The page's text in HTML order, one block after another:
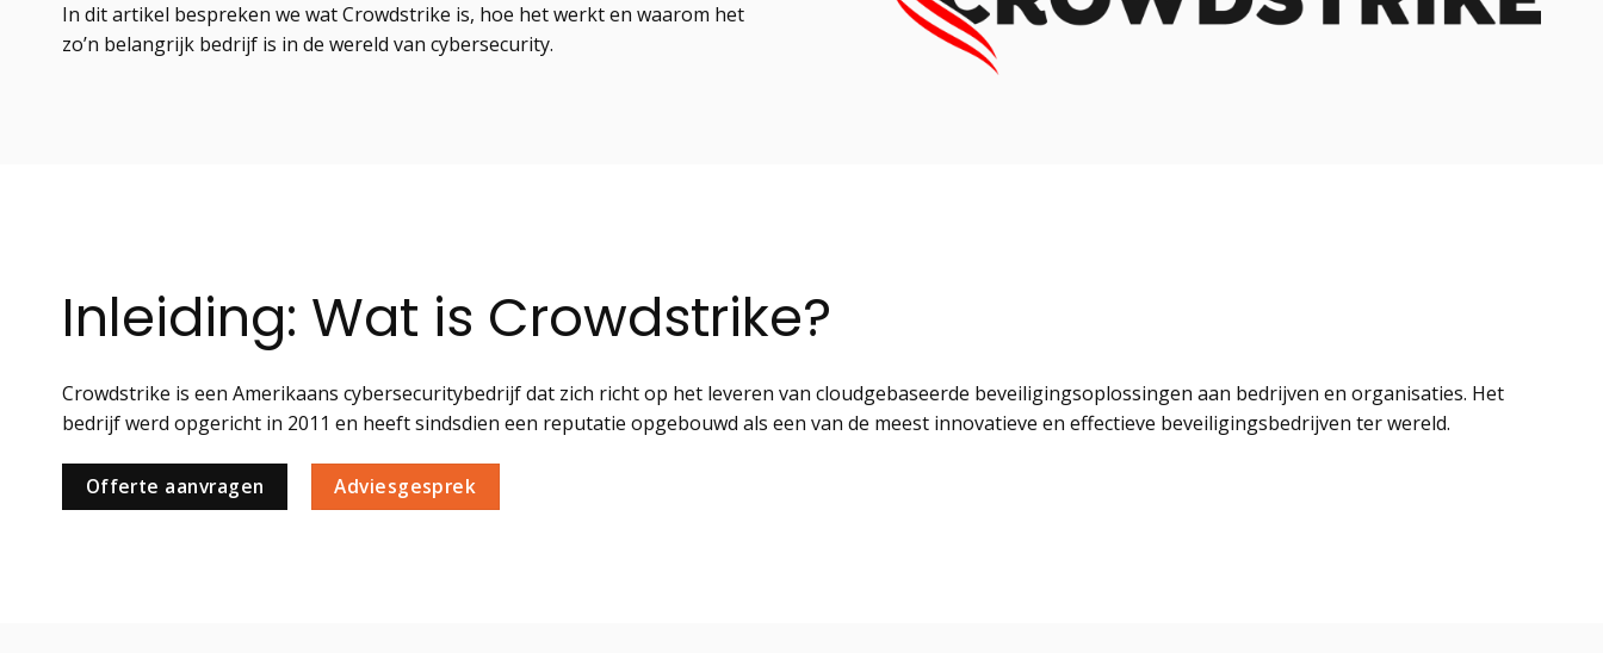
In dit artikel bespreken we wat Crowdstrike is, hoe het werkt en waarom het
zo’n belangrijk bedrijf is in de wereld van cybersecurity.
Inleiding: Wat is Crowdstrike?
Crowdstrike is een Amerikaans cybersecuritybedrijf dat zich richt op het leveren van cloudgebaseerde beveiligingsoplossingen aan bedrijven en organisaties. Het
bedrijf werd opgericht in 2011 en heeft sindsdien een reputatie opgebouwd als een van de meest innovatieve en effectieve beveiligingsbedrijven ter wereld.
Offerte aanvragen Adviesgesprek